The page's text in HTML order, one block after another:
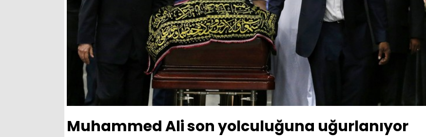
Muhammed Ali son yolculuğuna uğurlanıyor